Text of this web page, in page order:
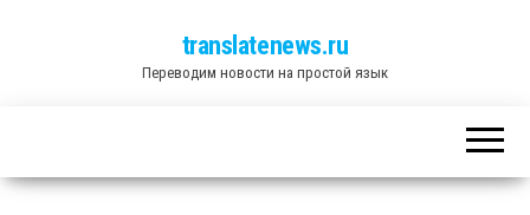
translatenews.ru
Переводим новости на простой язык